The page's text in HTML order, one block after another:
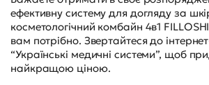
ефективну систему для догляду за
косметологічний комбайн 4в1
вам потрібно. Звертайтеся до
“Українські медичні системи”, щоб
найкращою ціною.